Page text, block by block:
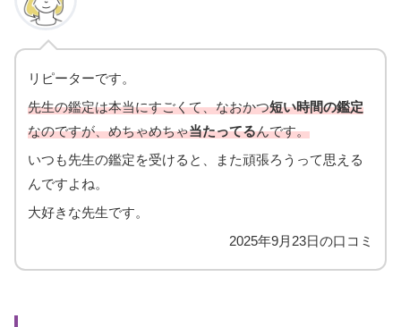
リピーターです。
先生の鑑定は本当にすごくて、なおかつ短い時間の鑑定
なのですが、めちゃめちゃ当たってるんです。
いつも先生の鑑定を受けると、また頑張ろうって思える
んですよね。
大好きな先生です。
2025年9月23日の口コミ